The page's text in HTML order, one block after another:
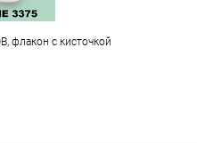
флакон с кисточкой